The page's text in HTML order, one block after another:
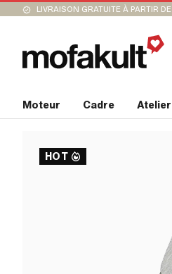
LIVRAISON GRATUITE À PARTIR
Moteur Cadre
HOT